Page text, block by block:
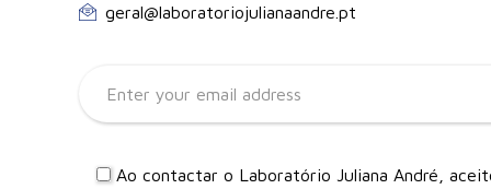
geral@laboratoriojulianaandre.pt
Ao contactar o Laboratório Juliana André,